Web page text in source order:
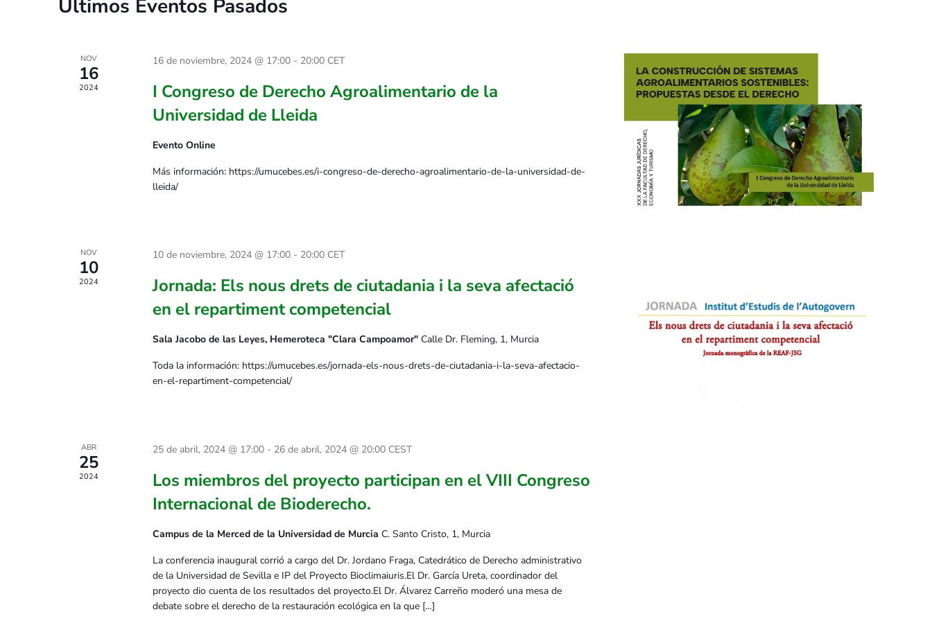
Últimos Eventos Pasados
NOV
16
2024
16 de noviembre, 2024 @ 17:00- 20:00 CET
I Congreso de Derecho Agroalimentario de la
Universidad de Lleida
Evento Online
Más información: https://umucebes.es/i-congreso-de-derecho-agroalimentario-de-la-universidad-de-
lleida/
NOV
10
2024
10 de noviembre, 2024 @ 17:00- 20:00 CET
Jornada: Els nous drets de ciutadania i la seva afectació
en el repartiment competencial
Sala Jacobo de las Leyes, Hemeroteca "Clara Campoamor" Calle Dr. Fleming, 1, Murcia
Toda la información: https://umucebes.es/jornada-els-nous-drets-de-ciutadania-i-la-seva-afectacio-
en-el-repartiment-competencial/
ABR
25
2024
25 de abril, 2024 @ 17:00- 26 de abril, 2024 @ 20:00 CEST
Los miembros del proyecto participan en el VIII Congreso
Internacional de Bioderecho.
Campus de la Merced de la Universidad de Murcia C. Santo Cristo, 1, Murcia
La conferencia inaugural corrió a cargo del Dr. Jordano Fraga, Catedrático de Derecho administrativo
de la Universidad de Sevilla e IP del Proyecto Bioclimaiuris.El Dr. García Ureta, coordinador del
proyecto dio cuenta de los resultados del proyecto.El Dr. Álvarez Carreño moderó una mesa de
debate sobre el derecho de la restauración ecológica en la que […]